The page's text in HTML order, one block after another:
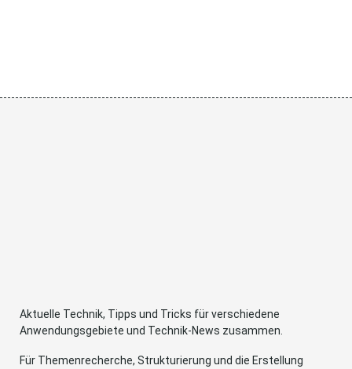
Aktuelle Technik, Tipps und Tricks für verschiedene
Anwendungsgebiete und Technik-News zusammen.
Für Themenrecherche, Strukturierung und die Erstellung